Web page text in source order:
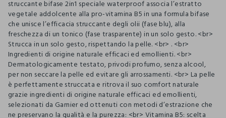
struccante bifase 2in1 speciale waterproof associa l’estratto
vegetale addolcente alla pro-vitamina B5 in una formula bifase
che unisce l’efficacia struccante degli olii (fase blu), alla
freschezza di un tonico (fase trasparente) in un solo gesto. <br>
Strucca in un solo gesto, rispettando la pelle. <br> . <br>
Ingredienti di origine naturale efficaci ed emollienti. <br>
Dermatologicamente testato, privodi profumo, senza alcool,
per non seccare la pelle ed evitare gli arrossamenti. <br> La pelle
è perfettamente struccata e ritrova il suo comfort naturale
grazie ingredienti di origine naturale efficaci ed emollienti,
selezionati da Garnier ed ottenuti con metodi d’estrazione che
ne preservano la qualità e la purezza: <br> Vitamina B5: scelta